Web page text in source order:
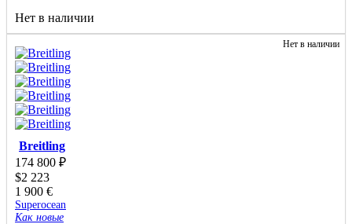
Нет в наличии
Нет в наличии
Breitling
174 800 ₽
$2 223
1 900 €
Superocean
Как новые